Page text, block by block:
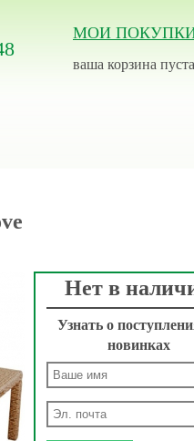
МОИ
ваша корзина пуста
Нет в
Узнать о
новинках